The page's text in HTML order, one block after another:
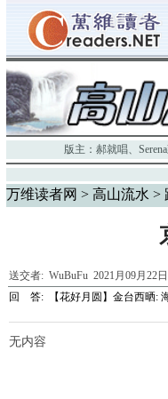
版主： 郝就唱、
万维读者网 > 高山流水 >
送交者: WuBuFu 2021月09月22
回 答:
【花好月圆】金台西晒:
无内容